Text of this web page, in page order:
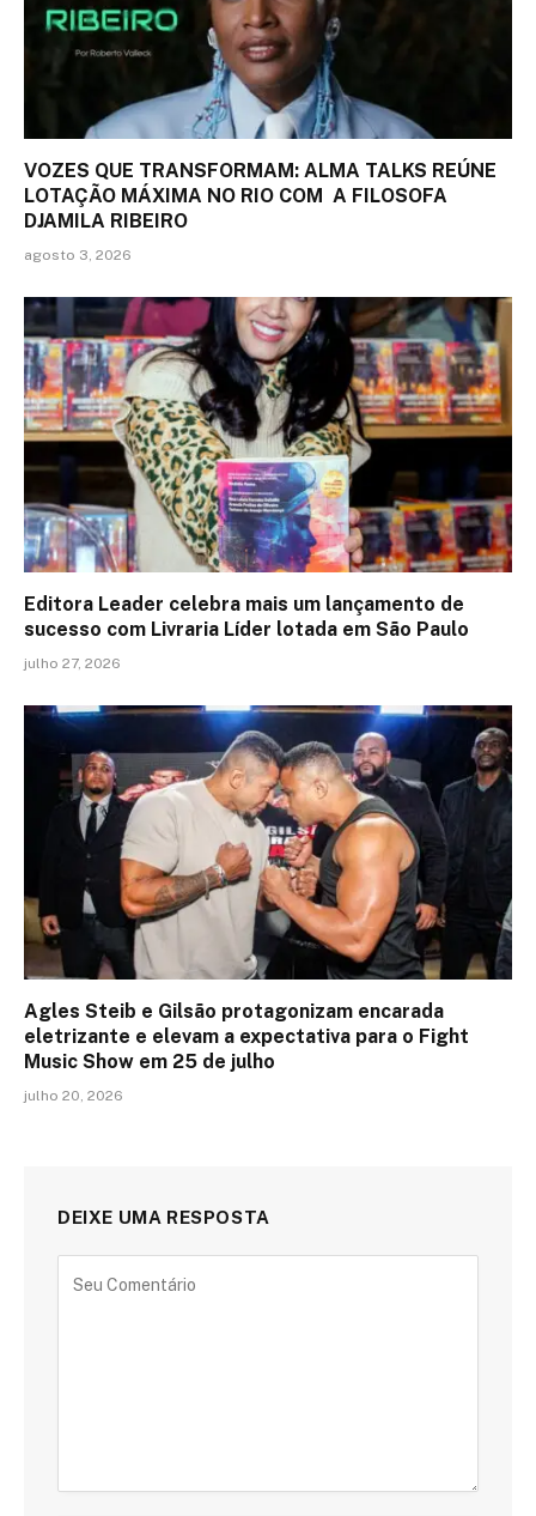
VOZES QUE TRANSFORMAM: ALMA TALKS REÚNE
LOTAÇÃO MÁXIMA NO RIO COM A FILOSOFA
DJAMILA RIBEIRO
agosto 3, 2026
Editora Leader celebra mais um lançamento de
sucesso com Livraria Líder lotada em São Paulo
julho 27, 2026
Agles Steib e Gilsão protagonizam encarada
eletrizante e elevam a expectativa para o Fight
Music Show em 25 de julho
julho 20, 2026
DEIXE UMA RESPOSTA